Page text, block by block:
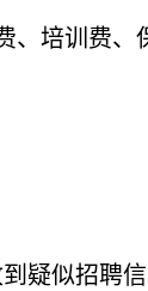
、培训费、
疑似招聘